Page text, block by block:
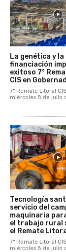
La genética y la
financiación
exitoso 7°
CIS en
7° Remate Litoral CIS
miércoles 8 de julio
Tecnología
servicio del
maquinaria
el trabajo rural
el Remate
7° Remate Litoral CIS
miércoles 8 de julio